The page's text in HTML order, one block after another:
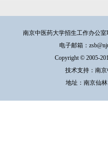
南京中医药大学招生工作办公室
电子邮箱：
Copyright © 2005-
技术支持：南
地址：南京仙